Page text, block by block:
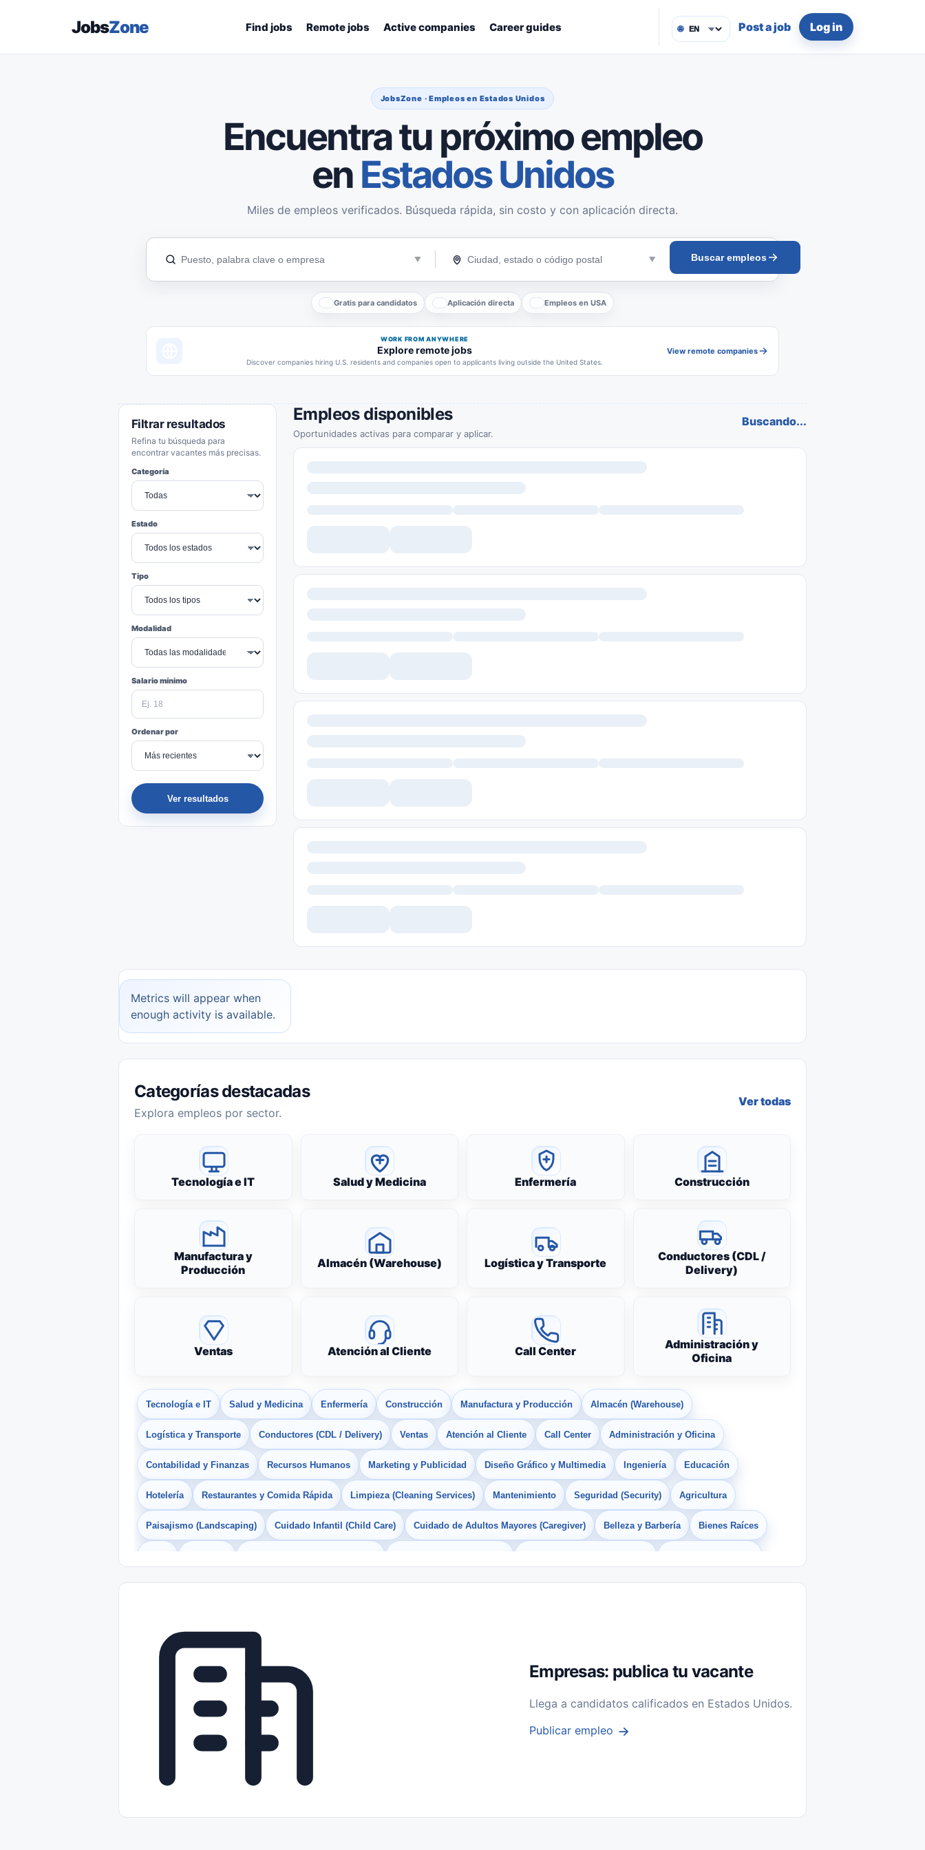
JobsZone Find jobs Remote jobs Active companies Career guides 🌐 Post a job Log in
JobsZone · Empleos en Estados Unidos
Encuentra tu próximo empleo
en Estados Unidos
Miles de empleos verificados. Búsqueda rápida, sin costo y con aplicación directa.
Buscar empleos
Gratis para candidatos Aplicación directa Empleos en USA
WORK FROM ANYWHERE
Explore remote jobs
Discover companies hiring U.S. residents and companies open to applicants living outside the United States.
View remote companies
Filtrar resultados
Refina tu búsqueda para
encontrar vacantes más precisas.
Categoría
Estado
Tipo
Modalidad
Salario mínimo
Ordenar por
Ver resultados
Empleos disponibles
Oportunidades activas para comparar y aplicar.
Buscando...
Metrics will appear when
enough activity is available.
Categorías destacadas
Explora empleos por sector.
Ver todas
Tecnología e IT Salud y Medicina Enfermería Construcción
Manufactura y
Producción
Almacén (Warehouse) Logística y Transporte
Conductores (CDL /
Delivery)
Ventas Atención al Cliente Call Center
Administración y
Oficina
Tecnología e IT Salud y Medicina Enfermería Construcción Manufactura y Producción Almacén (Warehouse)
Logística y Transporte Conductores (CDL / Delivery) Ventas Atención al Cliente Call Center Administración y Oficina
Contabilidad y Finanzas Recursos Humanos Marketing y Publicidad Diseño Gráfico y Multimedia Ingeniería Educación
Hotelería Restaurantes y Comida Rápida Limpieza (Cleaning Services) Mantenimiento Seguridad (Security) Agricultura
Paisajismo (Landscaping) Cuidado Infantil (Child Care) Cuidado de Adultos Mayores (Caregiver) Belleza y Barbería Bienes Raíces
Freelance Prácticas (Internships) Empleos para Estudiantes Empleos Bilingües (English/Spanish) Sin Experiencia
Telecomunicaciones
Empresas: publica tu vacante
Llega a candidatos calificados en Estados Unidos.
Publicar empleo